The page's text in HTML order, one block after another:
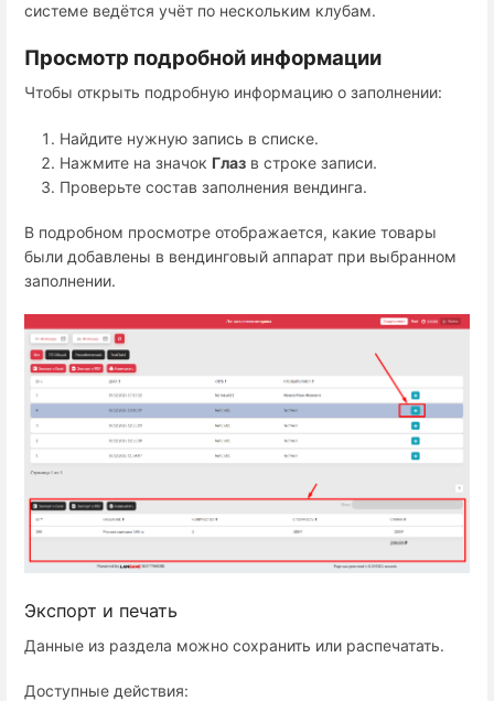
системе ведётся учёт по нескольким клубам.
Просмотр подробной информации
Чтобы открыть подробную информацию о заполнении:
Найдите нужную запись в списке.
Нажмите на значок Глаз в строке записи.
Проверьте состав заполнения вендинга.
В подробном просмотре отображается, какие товары
были добавлены в вендинговый аппарат при выбранном
заполнении.
Экспорт и печать
Данные из раздела можно сохранить или распечатать.
Доступные действия: